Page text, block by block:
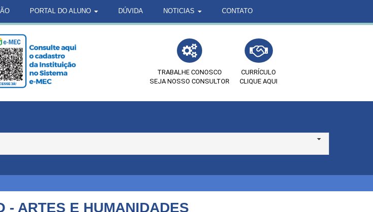
PORTAL DO ALUNO DÚVIDA NOTICIAS CONTATO
TRABALHE CONOSCO
SEJA NOSSO CONSULTOR
CURRÍCULO
CLIQUE AQUI
- ARTES E HUMANIDADES